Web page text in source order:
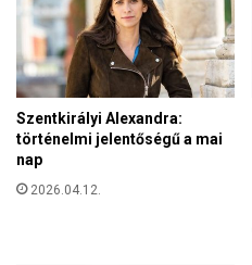
Szentkirályi Alexandra:
történelmi jelentőségű a mai
nap
2026.04.12.